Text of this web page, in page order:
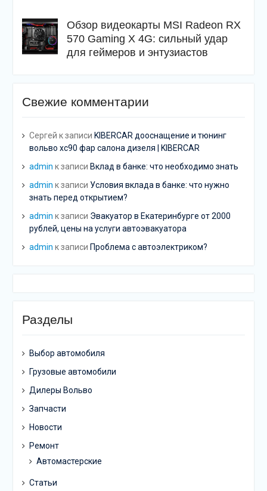
Обзор видеокарты MSI Radeon RX
570 Gaming X 4G: сильный удар
для геймеров и энтузиастов
Свежие комментарии
Сергей к записи KIBERCAR дооснащение и тюнинг
вольво хс90 фар салона дизеля | KIBERCAR
admin к записи Вклад в банке: что необходимо знать
admin к записи Условия вклада в банке: что нужно
знать перед открытием?
admin к записи Эвакуатор в Екатеринбурге от 2000
рублей, цены на услуги автоэвакуатора
admin к записи Проблема с автоэлектриком?
Разделы
Выбор автомобиля
Грузовые автомобили
Дилеры Вольво
Запчасти
Новости
Ремонт
Автомастерские
Статьи